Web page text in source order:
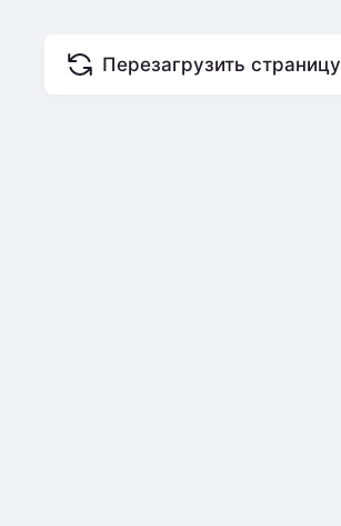
Перезагрузить страницу